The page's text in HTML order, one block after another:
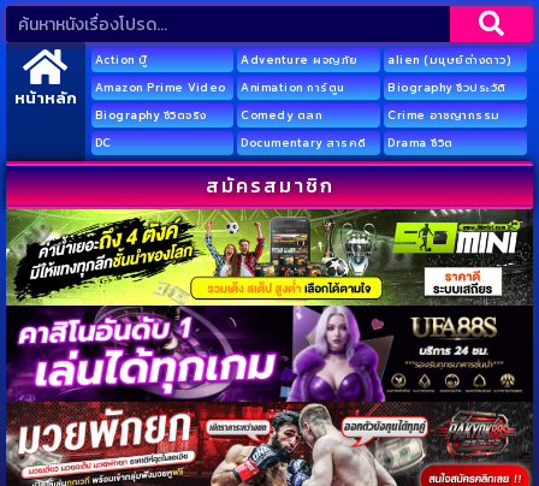
หน้าหลัก
Action บู๊ Adventure ผจญภัย
alien (มนุษย์ต่างดาว)
Amazon Prime Video
Animation การ์ตูน
Biography ชีวประวัติ
Biography ชีวิตจริง
Comedy ตลก
Crime อาชญากรรม
DC
Documentary สารคดี Drama ชีวิต
สมัครสมาชิก